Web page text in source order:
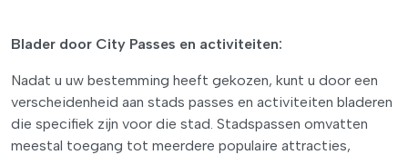
Blader door City Passes en activiteiten:
Nadat u uw bestemming heeft gekozen, kunt u door een
verscheidenheid aan stads passes en activiteiten bladeren
die specifiek zijn voor die stad. Stadspassen omvatten
meestal toegang tot meerdere populaire attracties,